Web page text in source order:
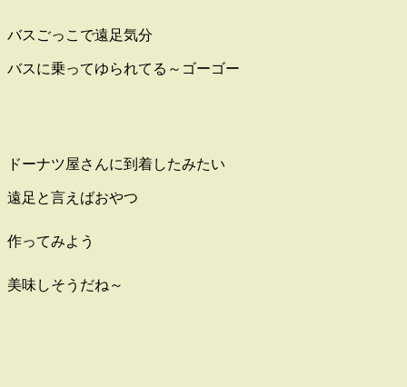
バスごっこで遠足気分
バスに乗ってゆられてる～ゴーゴー
ドーナツ屋さんに到着したみたい
遠足と言えばおやつ
作ってみよう
美味しそうだね～